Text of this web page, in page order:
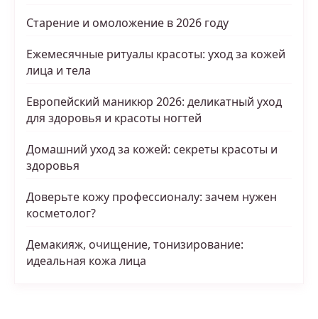
Старение и омоложение в 2026 году
Ежемесячные ритуалы красоты: уход за кожей
лица и тела
Европейский маникюр 2026: деликатный уход
для здоровья и красоты ногтей
Домашний уход за кожей: секреты красоты и
здоровья
Доверьте кожу профессионалу: зачем нужен
косметолог?
Демакияж, очищение, тонизирование:
идеальная кожа лица